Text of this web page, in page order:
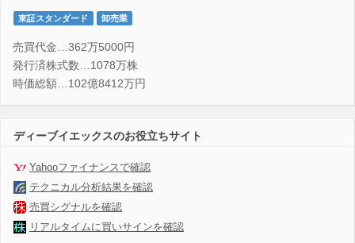
東証スタンダード 卸売業
売買代金…362万5000円
発行済株式数…1078万株
時価総額…102億8412万円
ディーブイエックスのお役立ちサイト
Yahooファイナンスで確認
テクニカル分析結果を確認
売買シグナルを確認
リアルタイムに買いサインを確認